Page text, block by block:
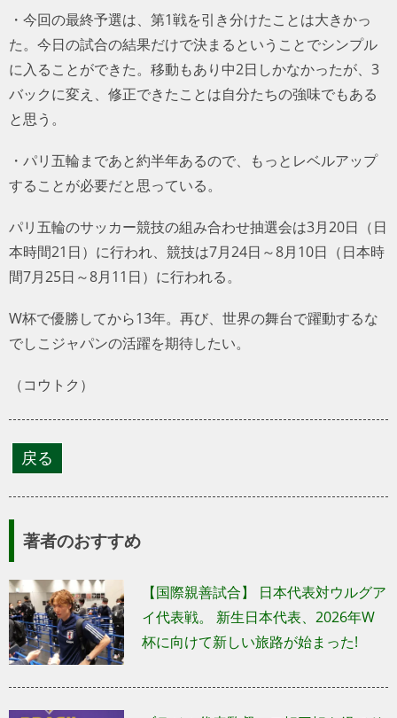
・今回の最終予選は、第1戦を引き分けたことは大きかっ
た。今日の試合の結果だけで決まるということでシンプル
に入ることができた。移動もあり中2日しかなかったが、3
バックに変え、修正できたことは自分たちの強味でもある
と思う。
・パリ五輪まであと約半年あるので、もっとレベルアップ
することが必要だと思っている。
パリ五輪のサッカー競技の組み合わせ抽選会は3月20日（日
本時間21日）に行われ、競技は7月24日～8月10日（日本時
間7月25日～8月11日）に行われる。
W杯で優勝してから13年。再び、世界の舞台で躍動するな
でしこジャパンの活躍を期待したい。
（コウトク）
著者のおすすめ
【国際親善試合】 日本代表対ウルグア
イ代表戦。 新生日本代表、2026年W
杯に向けて新しい旅路が始まった!